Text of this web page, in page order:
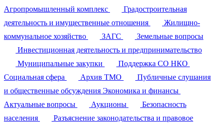
Агропромышленный комплекс
Градостроительная
деятельность и имущественные отношения
Жилищно-
коммунальное хозяйство
ЗАГС
Земельные вопросы
Инвестиционная деятельность и предпринимательство
Муниципальные закупки
Поддержка СО НКО
Социальная сфера
Архив ТМО
Публичные слушания
и общественные обсуждения Экономика и финансы
Актуальные вопросы
Аукционы
Безопасность
населения
Разъяснение законодательства и правовое